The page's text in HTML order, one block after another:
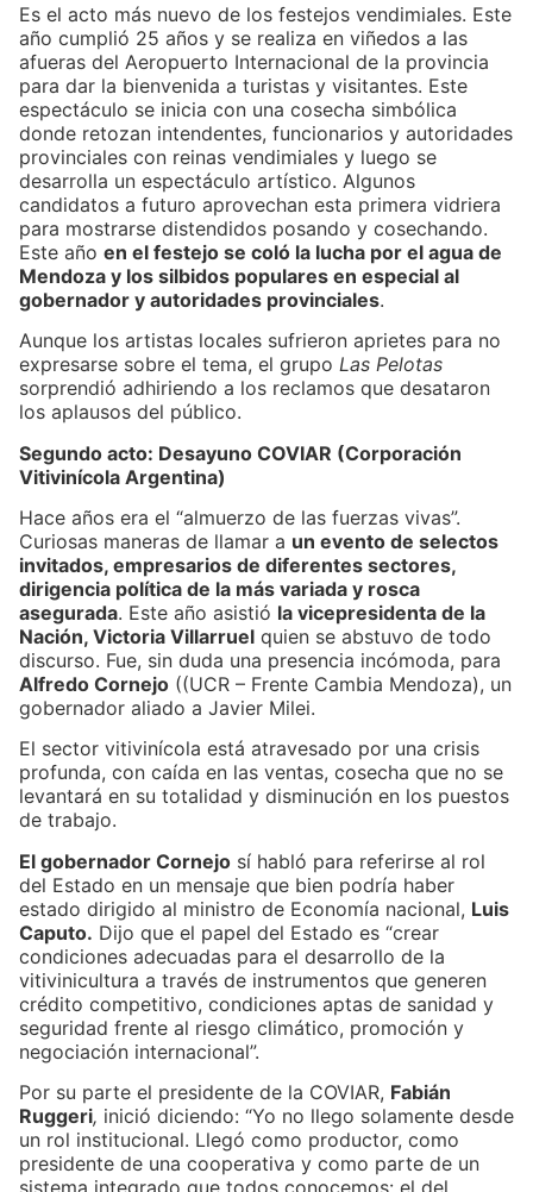
Es el acto más nuevo de los festejos vendimiales. Este
año cumplió 25 años y se realiza en viñedos a las
afueras del Aeropuerto Internacional de la provincia
para dar la bienvenida a turistas y visitantes. Este
espectáculo se inicia con una cosecha simbólica
donde retozan intendentes, funcionarios y autoridades
provinciales con reinas vendimiales y luego se
desarrolla un espectáculo artístico. Algunos
candidatos a futuro aprovechan esta primera vidriera
para mostrarse distendidos posando y cosechando.
Este año en el festejo se coló la lucha por el agua de
Mendoza y los silbidos populares en especial al
gobernador y autoridades provinciales.
Aunque los artistas locales sufrieron aprietes para no
expresarse sobre el tema, el grupo Las Pelotas
sorprendió adhiriendo a los reclamos que desataron
los aplausos del público.
Segundo acto: Desayuno COVIAR (Corporación
Vitivinícola Argentina)
Hace años era el “almuerzo de las fuerzas vivas”.
Curiosas maneras de llamar a un evento de selectos
invitados, empresarios de diferentes sectores,
dirigencia política de la más variada y rosca
asegurada. Este año asistió la vicepresidenta de la
Nación, Victoria Villarruel quien se abstuvo de todo
discurso. Fue, sin duda una presencia incómoda, para
Alfredo Cornejo ((UCR – Frente Cambia Mendoza), un
gobernador aliado a Javier Milei.
El sector vitivinícola está atravesado por una crisis
profunda, con caída en las ventas, cosecha que no se
levantará en su totalidad y disminución en los puestos
de trabajo.
El gobernador Cornejo sí habló para referirse al rol
del Estado en un mensaje que bien podría haber
estado dirigido al ministro de Economía nacional, Luis
Caputo. Dijo que el papel del Estado es “crear
condiciones adecuadas para el desarrollo de la
vitivinicultura a través de instrumentos que generen
crédito competitivo, condiciones aptas de sanidad y
seguridad frente al riesgo climático, promoción y
negociación internacional”.
Por su parte el presidente de la COVIAR, Fabián
Ruggeri, inició diciendo: “Yo no llego solamente desde
un rol institucional. Llegó como productor, como
presidente de una cooperativa y como parte de un